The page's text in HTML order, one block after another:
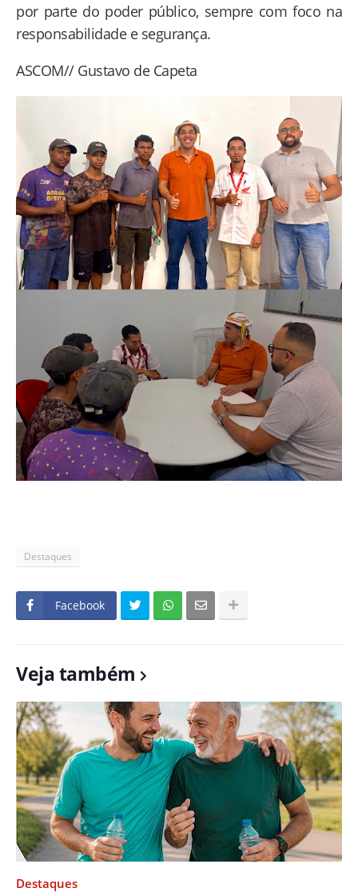
por parte do poder público, sempre com foco na
responsabilidade e segurança.
ASCOM// Gustavo de Capeta
Destaques
Facebook
Veja também
Destaques